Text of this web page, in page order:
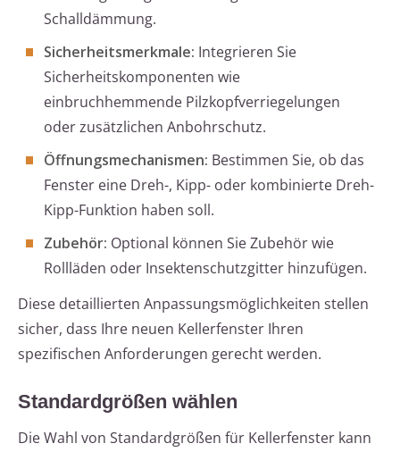
Schalldämmung.
Sicherheitsmerkmale: Integrieren Sie
Sicherheitskomponenten wie
einbruchhemmende Pilzkopfverriegelungen
oder zusätzlichen Anbohrschutz.
Öffnungsmechanismen: Bestimmen Sie, ob das
Fenster eine Dreh-, Kipp- oder kombinierte Dreh-
Kipp-Funktion haben soll.
Zubehör: Optional können Sie Zubehör wie
Rollläden oder Insektenschutzgitter hinzufügen.
Diese detaillierten Anpassungsmöglichkeiten stellen
sicher, dass Ihre neuen Kellerfenster Ihren
spezifischen Anforderungen gerecht werden.
Standardgrößen wählen
Die Wahl von Standardgrößen für Kellerfenster kann